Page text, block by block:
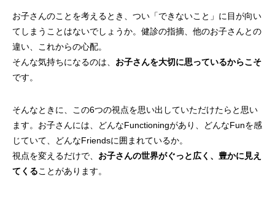
お子さんのことを考えるとき、つい「できないこと」に目が向い
てしまうことはないでしょうか。健診の指摘、他のお子さんとの
違い、これからの心配。
そんな気持ちになるのは、 お子さんを大切に思っているからこそ
です。
そんなときに、この6つの視点を思い出していただけたらと思い
ます。お子さんには、どんなFunctioningがあり、どんなFunを感
じていて、どんなFriendsに囲まれているか。
視点を変えるだけで、 お子さんの世界がぐっと広く、豊かに見え
てくることがあります。